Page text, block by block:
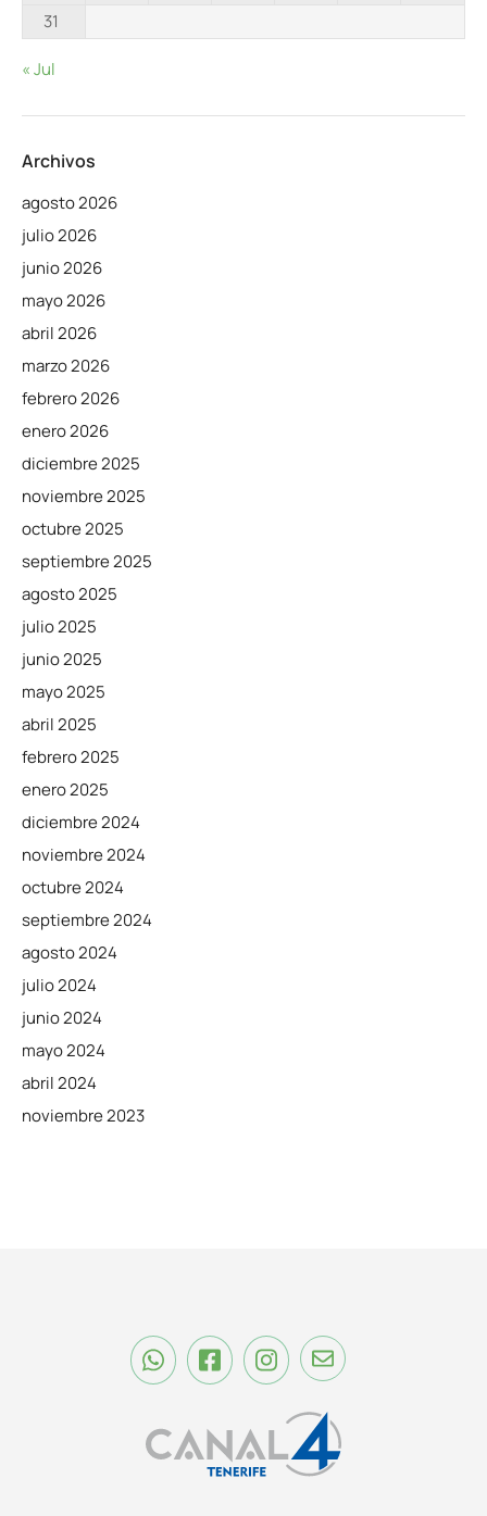
31
« Jul
Archivos
agosto 2026
julio 2026
junio 2026
mayo 2026
abril 2026
marzo 2026
febrero 2026
enero 2026
diciembre 2025
noviembre 2025
octubre 2025
septiembre 2025
agosto 2025
julio 2025
junio 2025
mayo 2025
abril 2025
febrero 2025
enero 2025
diciembre 2024
noviembre 2024
octubre 2024
septiembre 2024
agosto 2024
julio 2024
junio 2024
mayo 2024
abril 2024
noviembre 2023